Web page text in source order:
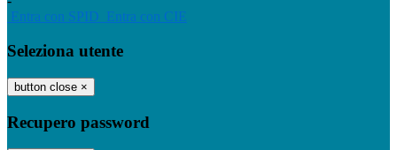
Entra con SPID Entra con CIE
Seleziona utente
button close ×
Recupero password